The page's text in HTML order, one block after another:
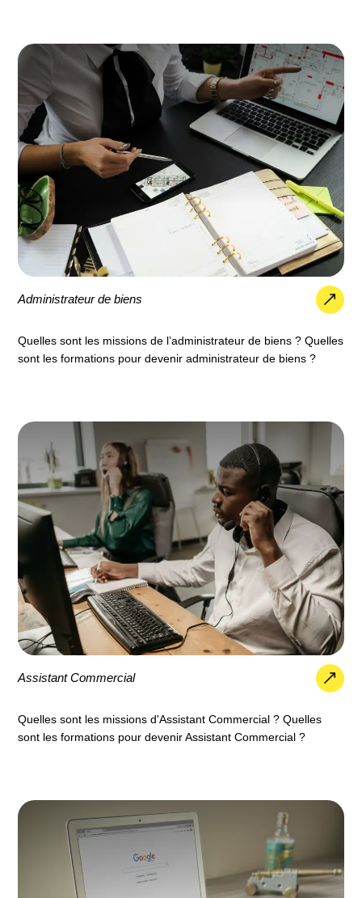
Administrateur de biens
Quelles sont les missions de l’administrateur de biens ? Quelles
sont les formations pour devenir administrateur de biens ?
Assistant Commercial
Quelles sont les missions d'Assistant Commercial ? Quelles
sont les formations pour devenir Assistant Commercial ?